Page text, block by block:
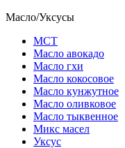
Масло/Уксусы
МСТ
Масло авокадо
Масло гхи
Масло кокосовое
Масло кунжутное
Масло оливковое
Масло тыквенное
Микс масел
Уксус